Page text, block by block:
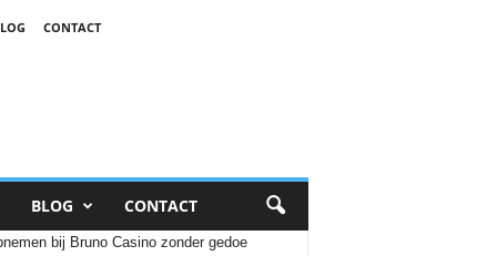
CONTACT
BLOG CONTACT
bij Bruno Casino zonder gedoe